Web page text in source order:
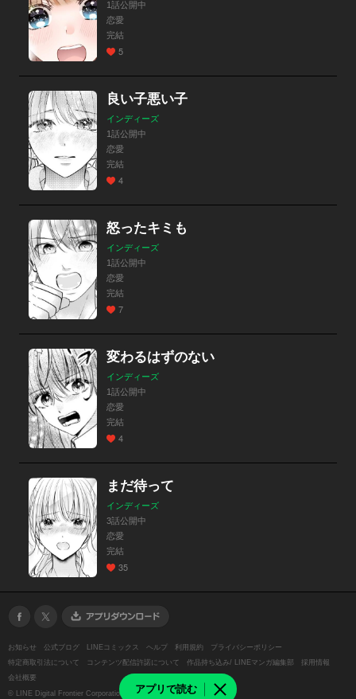
アプリで読む
1話公開中
恋愛
完結
5
良い子悪い子
インディーズ
1話公開中
恋愛
完結
4
怒ったキミも
インディーズ
1話公開中
恋愛
完結
7
変わるはずのない
インディーズ
1話公開中
恋愛
完結
4
まだ待って
インディーズ
3話公開中
恋愛
完結
35
お知らせ 公式ブログ LINEコミックス ヘルプ 利用規約
プライバシーポリシー
特定商取引法について
コンテンツ配信許諾について 作品持ち込み/ LINEマンガ編集部
採用情報
会社概要
© LINE Digital Frontier Corporation